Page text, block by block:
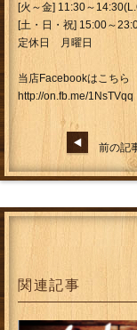
[火～金] 11:30～
[土・日・祝] 15:00～
定休日 月曜日
当店Facebookはこちら
http://on.fb.me/1NsTVqq
前の記
関連記事